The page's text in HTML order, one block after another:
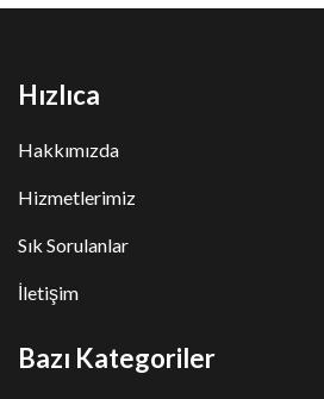
Hızlıca
Hakkımızda
Hizmetlerimiz
Sık Sorulanlar
İletişim
Bazı Kategoriler